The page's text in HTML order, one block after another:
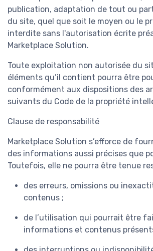
publication, adaptation de tout ou
du site, quel que soit le moyen ou le
interdite sans l'autorisation écrite
Marketplace Solution.
Toute exploitation non autorisée du
éléments qu’il contient pourra être
conformément aux dispositions des
suivants du Code de la propriété
Clause de responsabilité
Marketplace Solution s’efforce de
des informations aussi précises que
Toutefois, elle ne pourra être tenue
des erreurs, omissions ou
contenus ;
de l’utilisation qui pourrait être
informations et contenus